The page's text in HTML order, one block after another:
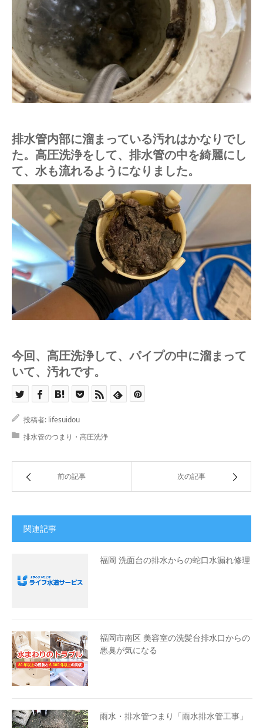
排水管内部に溜まっている汚れはかなりでし
た。高圧洗浄をして、排水管の中を綺麗にし
て、水も流れるようになりました。
今回、高圧洗浄して、パイプの中に溜まって
いて、汚れです。
投稿者: lifesuidou
排水管のつまり・高圧洗浄
前の記事 次の記事
関連記事
福岡 洗面台の排水からの蛇口水漏れ修理
福岡市南区 美容室の洗髪台排水口からの
悪臭が気になる
雨水・排水管つまり「雨水排水管工事」